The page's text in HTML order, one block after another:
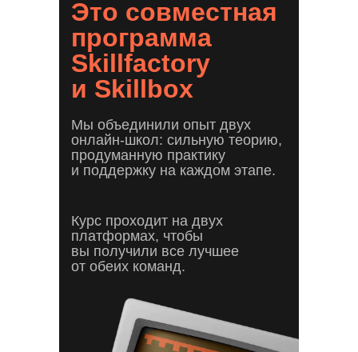
Это совместная
программа
Skillfactory
и Skillbox
Мы объединили опыт двух
онлайн-школ: сильную теорию,
продуманную практику
и поддержку на каждом этапе.
Курс проходит на двух
платформах, чтобы
вы получили все лучшее
от обеих команд.